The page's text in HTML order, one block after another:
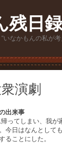
残日録
いなかもんの私が
演劇
出来事
ってしまい、我が
今日はなんとして
ることにした。